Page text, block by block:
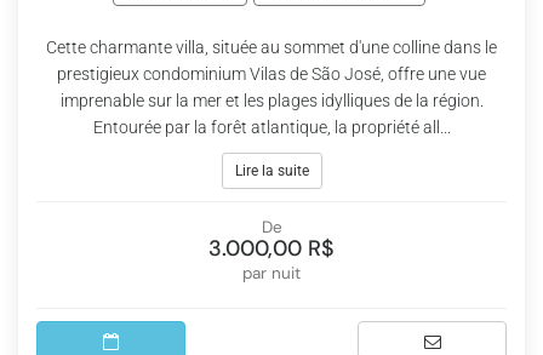
Cette charmante villa, située au sommet d'une colline dans le
prestigieux condominium Vilas de São José, offre une vue
imprenable sur la mer et les plages idylliques de la région.
Entourée par la forêt atlantique, la propriété all...
Lire la suite
De
3.000,00 R$
par nuit